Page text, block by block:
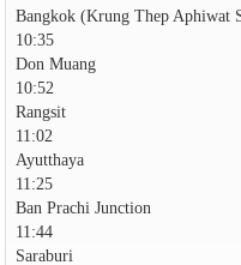
Bangkok (Krung Thep Aphiwat
10:35
Don Muang
10:52
Rangsit
11:02
Ayutthaya
11:25
Ban Prachi Junction
11:44
Saraburi